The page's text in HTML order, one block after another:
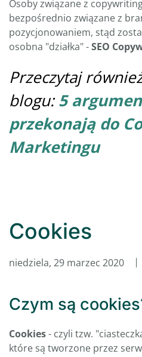
Osoby związane z
bezpośrednio związane z
pozycjonowaniem, stąd
osobna "działka" -SEO
Przeczytaj
blogu: 5
przekonają do
Marketingu
Cookies
niedziela, 29 marzec 2020
Czym są
Cookies- czyli tzw.
które są tworzone przez